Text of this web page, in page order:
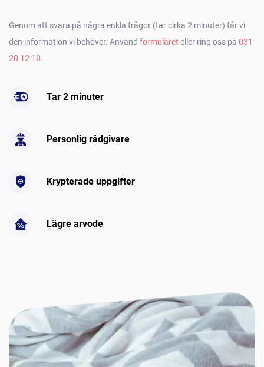
Genom att svara på några enkla frågor (tar cirka 2 minuter) får vi
den information vi behöver. Använd formuläret eller ring oss på 031-
20 12 10.
Tar 2 minuter
Personlig rådgivare
Krypterade uppgifter
Lägre arvode